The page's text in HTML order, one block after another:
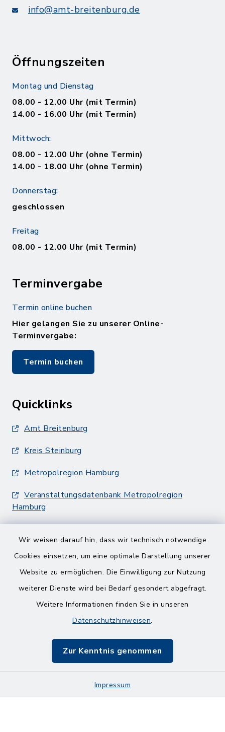
Wir weisen darauf hin, dass wir technisch notwendige
Cookies einsetzen, um eine optimale Darstellung unserer
Website zu ermöglichen. Die Einwilligung zur Nutzung
weiterer Dienste wird bei Bedarf gesondert abgefragt.
Weitere Informationen finden Sie in unseren
Datenschutzhinweisen.
Zur Kenntnis genommen
Impressum
info@amt-breitenburg.de
Öffnungszeiten
Montag und Dienstag
08.00 - 12.00 Uhr (mit Termin)
14.00 - 16.00 Uhr (mit Termin)
Mittwoch:
08.00 - 12.00 Uhr (ohne Termin)
14.00 - 18.00 Uhr (ohne Termin)
Donnerstag:
geschlossen
Freitag
08.00 - 12.00 Uhr (mit Termin)
Terminvergabe
Termin online buchen
Hier gelangen Sie zu unserer Online-
Terminvergabe:
Termin buchen
Quicklinks
Amt Breitenburg
Kreis Steinburg
Metropolregion Hamburg
Veranstaltungsdatenbank Metropolregion
Hamburg
Barrierefreiheit
Impressum
Sitemap